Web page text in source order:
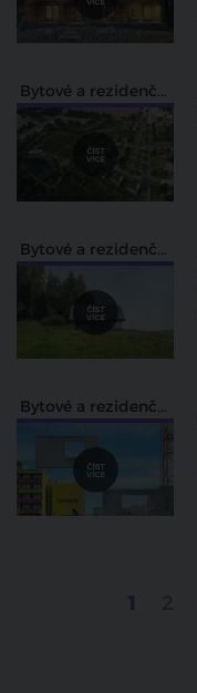
Bytové a rezidenční projekty
Bytové a rezidenční projekty
Bytové a rezidenční projekty
1